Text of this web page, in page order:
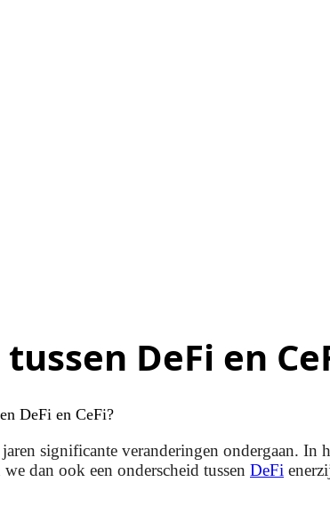
DeFi en
DeFi en CeFi?
significante veranderingen ondergaan.
dan ook een onderscheid tussen DeFi